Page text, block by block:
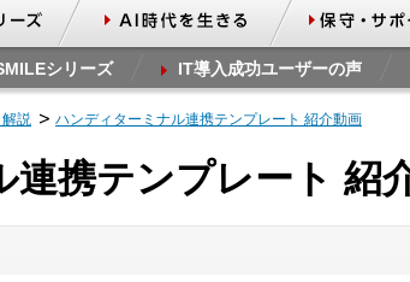
シリーズ IT導入成功ユーザーの声
説 ハンディターミナル連携テンプレート 紹介動画
携テンプレート 紹